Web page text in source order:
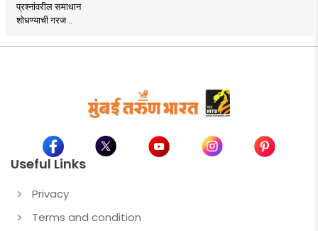
प्रश्नांवरील समाधान
शोधण्याची गरज ..
Useful Links
Privacy
Terms and condition